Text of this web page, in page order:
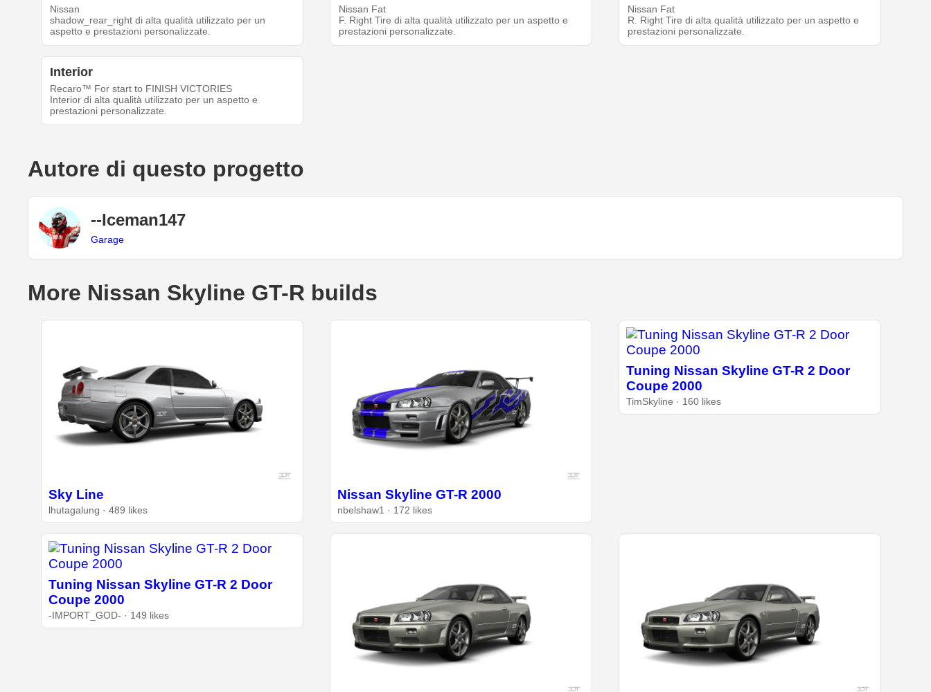
Nissan
shadow_rear_right di alta qualità utilizzato per un
aspetto e prestazioni personalizzate.
Nissan Fat
F. Right Tire di alta qualità utilizzato per un aspetto e
prestazioni personalizzate.
Nissan Fat
R. Right Tire di alta qualità utilizzato per un aspetto e
prestazioni personalizzate.
Interior
Recaro™ For start to FINISH VICTORIES
Interior di alta qualità utilizzato per un aspetto e
prestazioni personalizzate.
Autore di questo progetto
--Iceman147
Garage
More Nissan Skyline GT-R builds
Sky Line
lhutagalung · 489 likes
Nissan Skyline GT-R 2000
nbelshaw1 · 172 likes
Tuning Nissan Skyline GT-R 2 Door
Coupe 2000
TimSkyline · 160 likes
Tuning Nissan Skyline GT-R 2 Door
Coupe 2000
-IMPORT_GOD- · 149 likes